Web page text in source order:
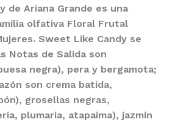
de Ariana Grande es una
olfativa Floral Frutal
Sweet Like Candyse
Notas de Salida son
negra), pera y bergamota;
son crema batida,
grosellas negras,
plumaria, atapaima), jazmín